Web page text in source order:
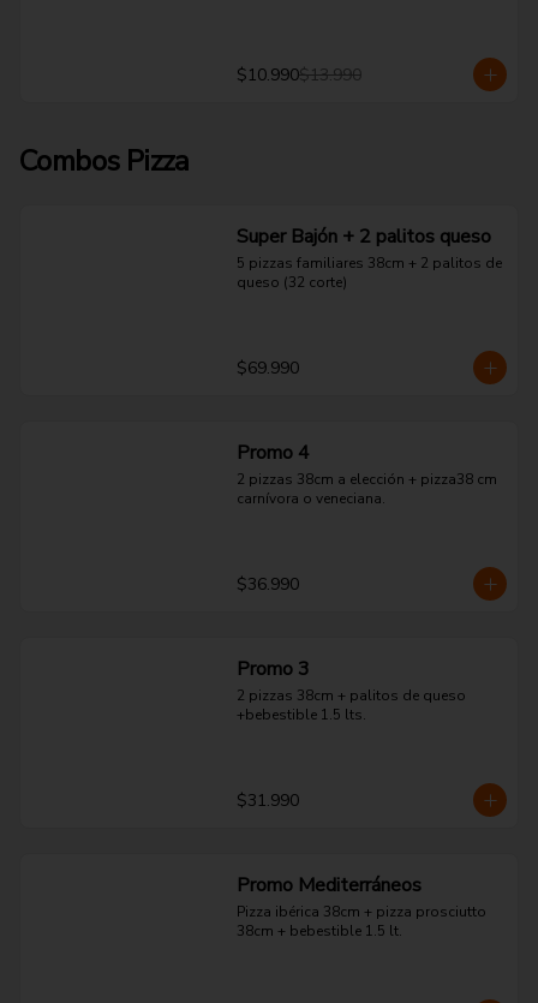
$10.990$13.990
Combos Pizza
Super Bajón + 2 palitos queso
5 pizzas familiares 38cm + 2 palitos de
queso (32 corte)
$69.990
Promo 4
2 pizzas 38cm a elección + pizza38 cm
carnívora o veneciana.
$36.990
Promo 3
2 pizzas 38cm + palitos de queso
+bebestible 1.5 lts.
$31.990
Promo Mediterráneos
Pizza ibérica 38cm + pizza prosciutto
38cm + bebestible 1.5 lt.